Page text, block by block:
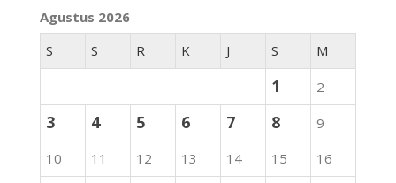
Agustus 2026
S
S R K J S M
1 2
3 4 5 6 7 8
9
10
11 12 13 14 15
16